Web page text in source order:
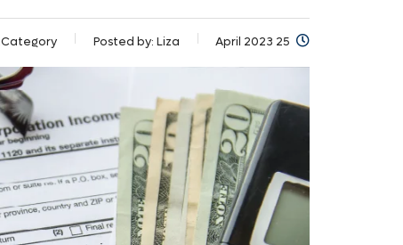
Posted by: Liza
Category: